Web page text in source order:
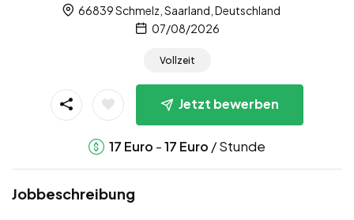
66839 Schmelz, Saarland, Deutschland
07/08/2026
Vollzeit
Jetzt bewerben
17 Euro -17 Euro / Stunde
Jobbeschreibung